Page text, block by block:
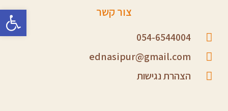
צור קשר
054-6544004
ednasipur@gmail.com
הצהרת נגישות
פתח